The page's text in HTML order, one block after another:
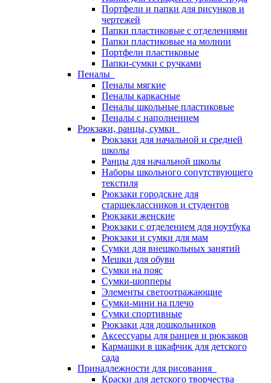
Портфели и папки для рисунков и
чертежей
Папки пластиковые с отделениями
Папки пластиковые на молнии
Портфели пластиковые
Папки-сумки с ручками
Пеналы
Пеналы мягкие
Пеналы каркасные
Пеналы школьные пластиковые
Пеналы с наполнением
Рюкзаки, ранцы, сумки
Рюкзаки для начальной и средней
школы
Ранцы для начальной школы
Наборы школьного сопутствующего
текстиля
Рюкзаки городские для
старшеклассников и студентов
Рюкзаки женские
Рюкзаки с отделением для ноутбука
Рюкзаки и сумки для мам
Сумки для внешкольных занятий
Мешки для обуви
Сумки на пояс
Сумки-шопперы
Элементы светоотражающие
Сумки-мини на плечо
Сумки спортивные
Рюкзаки для дошкольников
Аксессуары для ранцев и рюкзаков
Кармашки в шкафчик для детского
сада
Принадлежности для рисования
Краски для детского творчества